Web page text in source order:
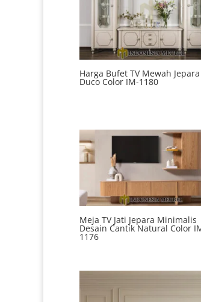
Harga Bufet TV Mewah
Duco Color IM-1180
Meja TV Jati Jepara Minimalis
Desain Cantik Natural Color
1176